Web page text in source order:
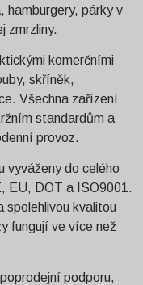
hamburgery, párky v
zmrzliny.
komerčními
skříněk,
Všechna zařízení
standardům a
provoz.
vyváženy do celého
EU, DOT a ISO9001.
spolehlivou kvalitou
fungují ve více než
podporu,